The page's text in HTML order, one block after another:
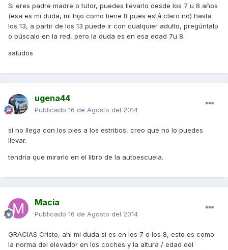
Si eres padre madre o tutor, puedes llevarlo desde los 7 u 8 años
(esa es mi duda, mi hijo como tiene 8 pues está claro no) hasta
los 13, a partir de los 13 puede ir con cualquier adulto, pregúntalo
o búscalo en la red, pero la duda es en esa edad 7u 8.
saludos
ugena44
Publicado 16 de Agosto del 2014
si no llega con los pies a los estribos, creo que no lo puedes
llevar.
tendría que mirarlo en el libro de la autoescuela.
Macia
Publicado 16 de Agosto del 2014
GRACIAS Cristo, ahi mi duda si es en los 7 o los 8, esto es como
la norma del elevador en los coches y la altura / edad del